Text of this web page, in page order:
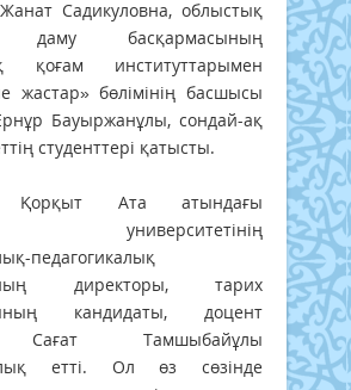
Садикуловна, облыстық
даму басқармасының
қоғам институттарымен
жастар» бөлімінің басшысы
Бауыржанұлы, сондай-ақ
студенттері қатысты.
Қорқыт Ата атындағы
университетінің
педагогикалық
директоры, тарих
кандидаты, доцент
Тамшыбайұлы
етті. Ол өз сөзінде